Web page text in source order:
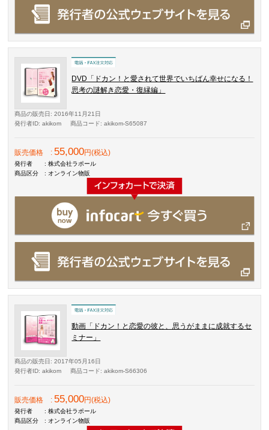
DVD「ドカン！と愛されて世界でいちばん幸せになる！
思考の謎解き恋愛・復縁編」
商品の販売日 : 2016年11月21日
発行者ID: akikom 商品コード: akikom-S65087
販売価格 : 55,000円(税込)
発行者
: 株式会社ラポール
商品区分
: オンライン物販
動画「ドカン！と恋愛の彼と、思うがままに成就するセ
ミナー」
商品の販売日 : 2017年05月16日
発行者ID: akikom 商品コード: akikom-S66306
販売価格 : 55,000円(税込)
発行者
: 株式会社ラポール
商品区分
: オンライン物販